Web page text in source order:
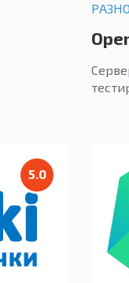
5.0